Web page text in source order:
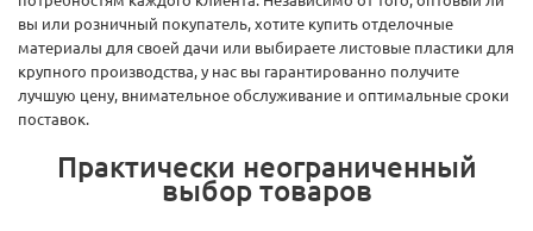
вы или розничный покупатель, хотите купить отделочные
материалы для своей дачи или выбираете листовые пластики для
крупного производства, у нас вы гарантированно получите
лучшую цену, внимательное обслуживание и оптимальные сроки
поставок.
Практически неограниченный
выбор товаров